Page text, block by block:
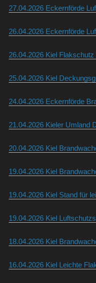
27.04.2026 Eckernförde
26.04.2026 Eckernförde
26.04.2026 Kiel
25.04.2026 Kiel
24.04.2026 Eckernförde
21.04.2026 Kieler Umland
20.04.2026 Kiel
19.04.2026 Kiel
19.04.2026 Kiel Stand für
19.04.2026 Kiel
18.04.2026 Kiel
16.04.2026 Kiel Leichte